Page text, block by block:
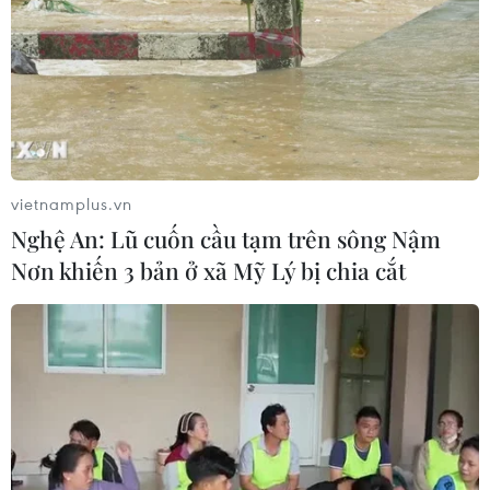
CƠ QUAN CHỦ QUẢN: THÔNG TẤN XÃ VIỆT NAM
Tổng Biên tập: TRẦN TIẾN DUẨN
Phó Tổng Biên tập: NGUYỄN THỊ TÁM, KHÚC THANH
THỦY
Sở hữu trí tuệ
RSS
Hỗ trợ
Dịch vụ tin
Quảng cáo
Liên hệ
Giấy phép số: 1374/GP-BTTTT do Bộ Thông tin và Truyền thông
vietnamplus.vn
Nghệ An: Lũ cuốn cầu tạm trên sông Nậm
Nơn khiến 3 bản ở xã Mỹ Lý bị chia cắt